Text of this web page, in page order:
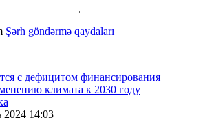
Şərh göndərmə qaydaları
2024 14:03